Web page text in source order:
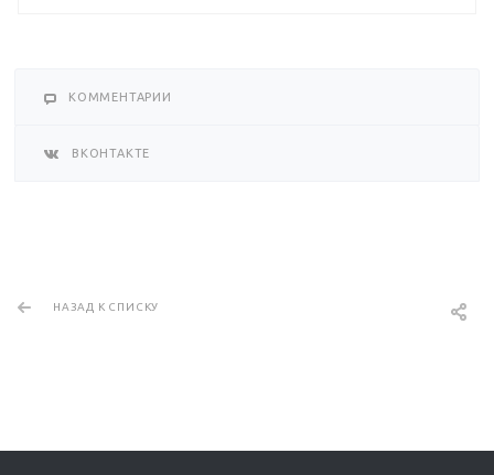
КОММЕНТАРИИ
ВКОНТАКТЕ
НАЗАД К СПИСКУ